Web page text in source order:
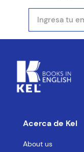
Acerca de Kel
About us